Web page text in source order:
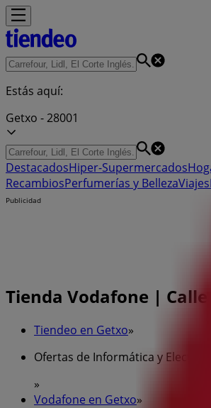
Estás aquí:
Getxo - 28001
DestacadosHiper-Supermercados
RecambiosPerfumerías y BellezaViajes
Publicidad
Tienda Vodafone |
Tiendeo en Getxo»
Ofertas de Informática y
»
Vodafone en Getxo»